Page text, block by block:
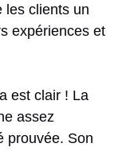
les clients un
expériences et
est clair ! La
assez
prouvée. Son